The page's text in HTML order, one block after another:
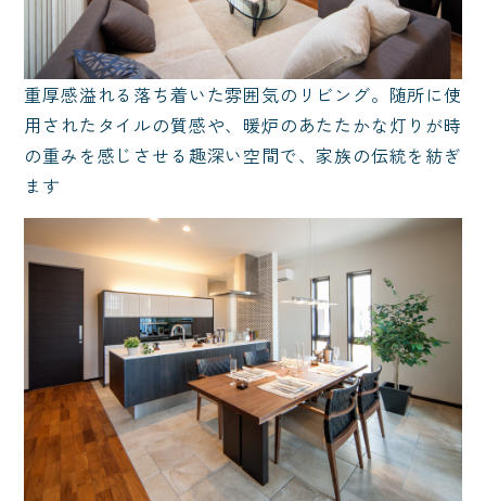
重厚感溢れる落ち着いた雰囲気のリビング。随所に使
用されたタイルの質感や、暖炉のあたたかな灯りが時
の重みを感じさせる趣深い空間で、家族の伝統を紡ぎ
ます